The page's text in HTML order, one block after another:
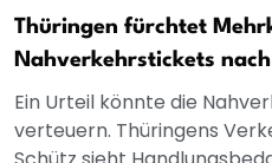
Thüringen fürchtet
Nahverkehrstickets
Ein Urteil könnte die
verteuern. Thüringens